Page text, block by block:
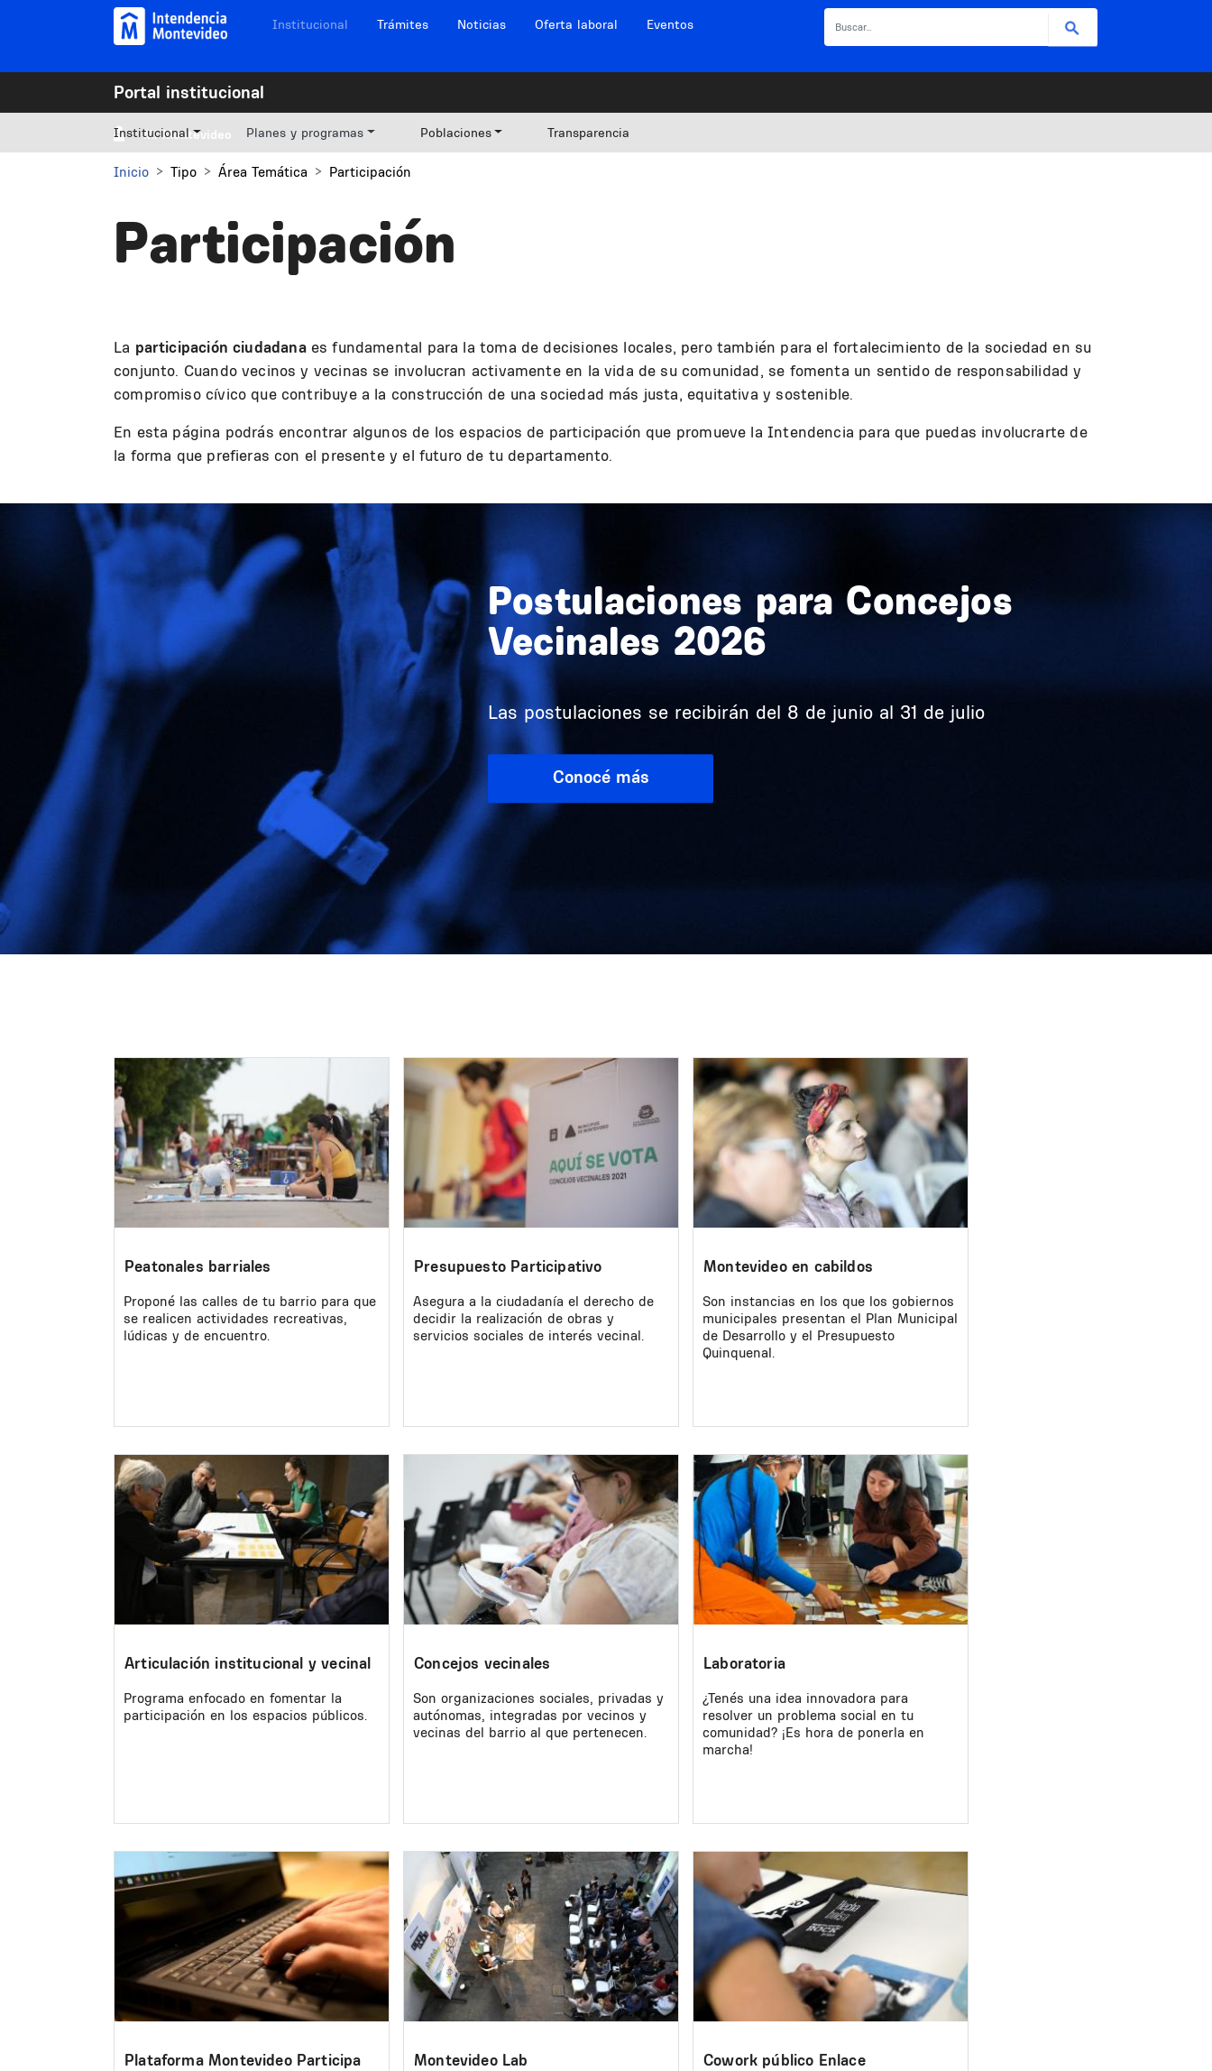
Pasar al contenido principal Navegación sitios
Institucional Trámites Noticias Oferta laboral Eventos
Portal institucional
Mi Montevideo
Institucional Planes y programas Poblaciones Transparencia
Inicio Tipo Área Temática Participación
Participación
La participación ciudadanaes fundamental para la toma de decisiones locales, pero también para el fortalecimiento de la sociedad en su
conjunto. Cuando vecinos y vecinas se involucran activamente en la vida de su comunidad, se fomenta un sentido de responsabilidad y
compromiso cívico que contribuye a la construcción de una sociedad más justa, equitativa y sostenible.
En esta página podrás encontrar algunos de los espacios de participación que promueve la Intendencia para que puedas involucrarte de
la forma que prefieras con el presente y el futuro de tu departamento.
Postulaciones para Concejos
Vecinales 2026
Las postulaciones se recibirán del 8 de junio al 31 de julio
Conocé más
Image
Peatonales barriales
Proponé las calles de tu barrio para que
se realicen actividades recreativas,
lúdicas y de encuentro.
Image
Presupuesto Participativo
Asegura a la ciudadanía el derecho de
decidir la realización de obras y
servicios sociales de interés vecinal.
Image
Montevideo en cabildos
Son instancias en los que los gobiernos
municipales presentan el Plan Municipal
de Desarrollo y el Presupuesto
Quinquenal.
Image
Articulación institucional y vecinal
Programa enfocado en fomentar la
participación en los espacios públicos.
Concejos vecinales
Son organizaciones sociales, privadas y
autónomas, integradas por vecinos y
vecinas del barrio al que pertenecen.
Image
Laboratoria
¿Tenés una idea innovadora para
resolver un problema social en tu
comunidad? ¡Es hora de ponerla en
marcha!
Plataforma Montevideo Participa
Image
Montevideo Lab Cowork público Enlace